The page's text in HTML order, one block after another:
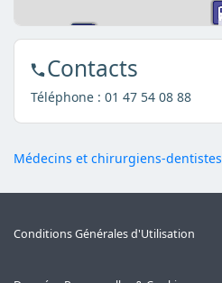
Contacts
Téléphone : 01 47 54 08 88
Médecins et chirurgiens-dentistes
Conditions Générales d'Utilisation